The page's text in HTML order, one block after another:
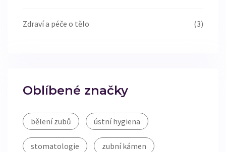
Zdraví a péče o tělo (3)
Oblíbené značky
bělení zubů ústní hygiena
stomatologie zubní kámen